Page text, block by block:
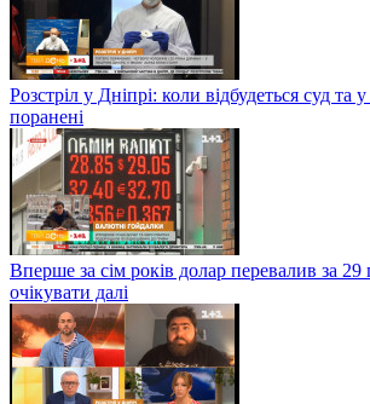
Розстріл у Дніпрі: коли відбудеться суд та
поранені
Вперше за сім років долар перевалив за
очікувати далі